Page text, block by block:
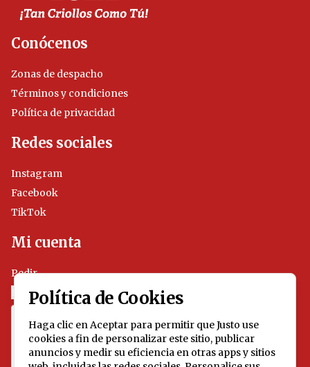
Conócenos
Zonas de despacho
Términos y condiciones
Política de privacidad
Redes sociales
Instagram
Facebook
TikTok
Mi cuenta
Pedir
Iniciar sesión
Política de Cookies
Haga clic en Aceptar para permitir que Justo use
cookies a fin de personalizar este sitio, publicar
anuncios y medir su eficiencia en otras apps y sitios